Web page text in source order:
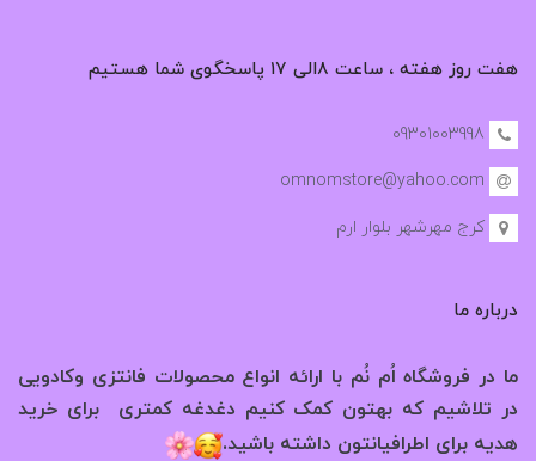
هفت روز هفته ، ساعت ۸الی ۱۷ پاسخگوی شما هستیم
09301003998
omnomstore@yahoo.com
کرج مهرشهر بلوار ارم
درباره ما
ما در فروشگاه اُم نُم با ارائه انواع محصولات فانتزی وکادویی
در تلاشیم که بهتون کمک کنیم دغدغه کمتری برای خرید
هدیه برای اطرافیانتون داشته باشید.